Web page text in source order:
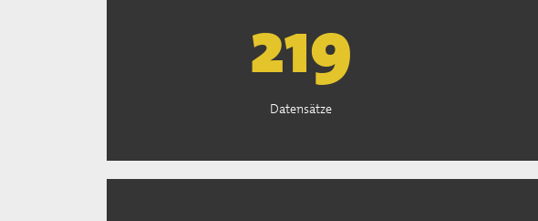
222
Datensätze